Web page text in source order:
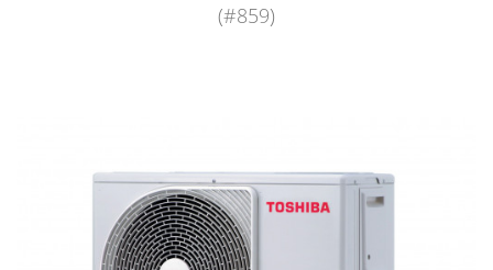
(#859)